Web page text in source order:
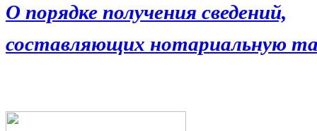
О порядке получения сведений,
составляющих нотариальную